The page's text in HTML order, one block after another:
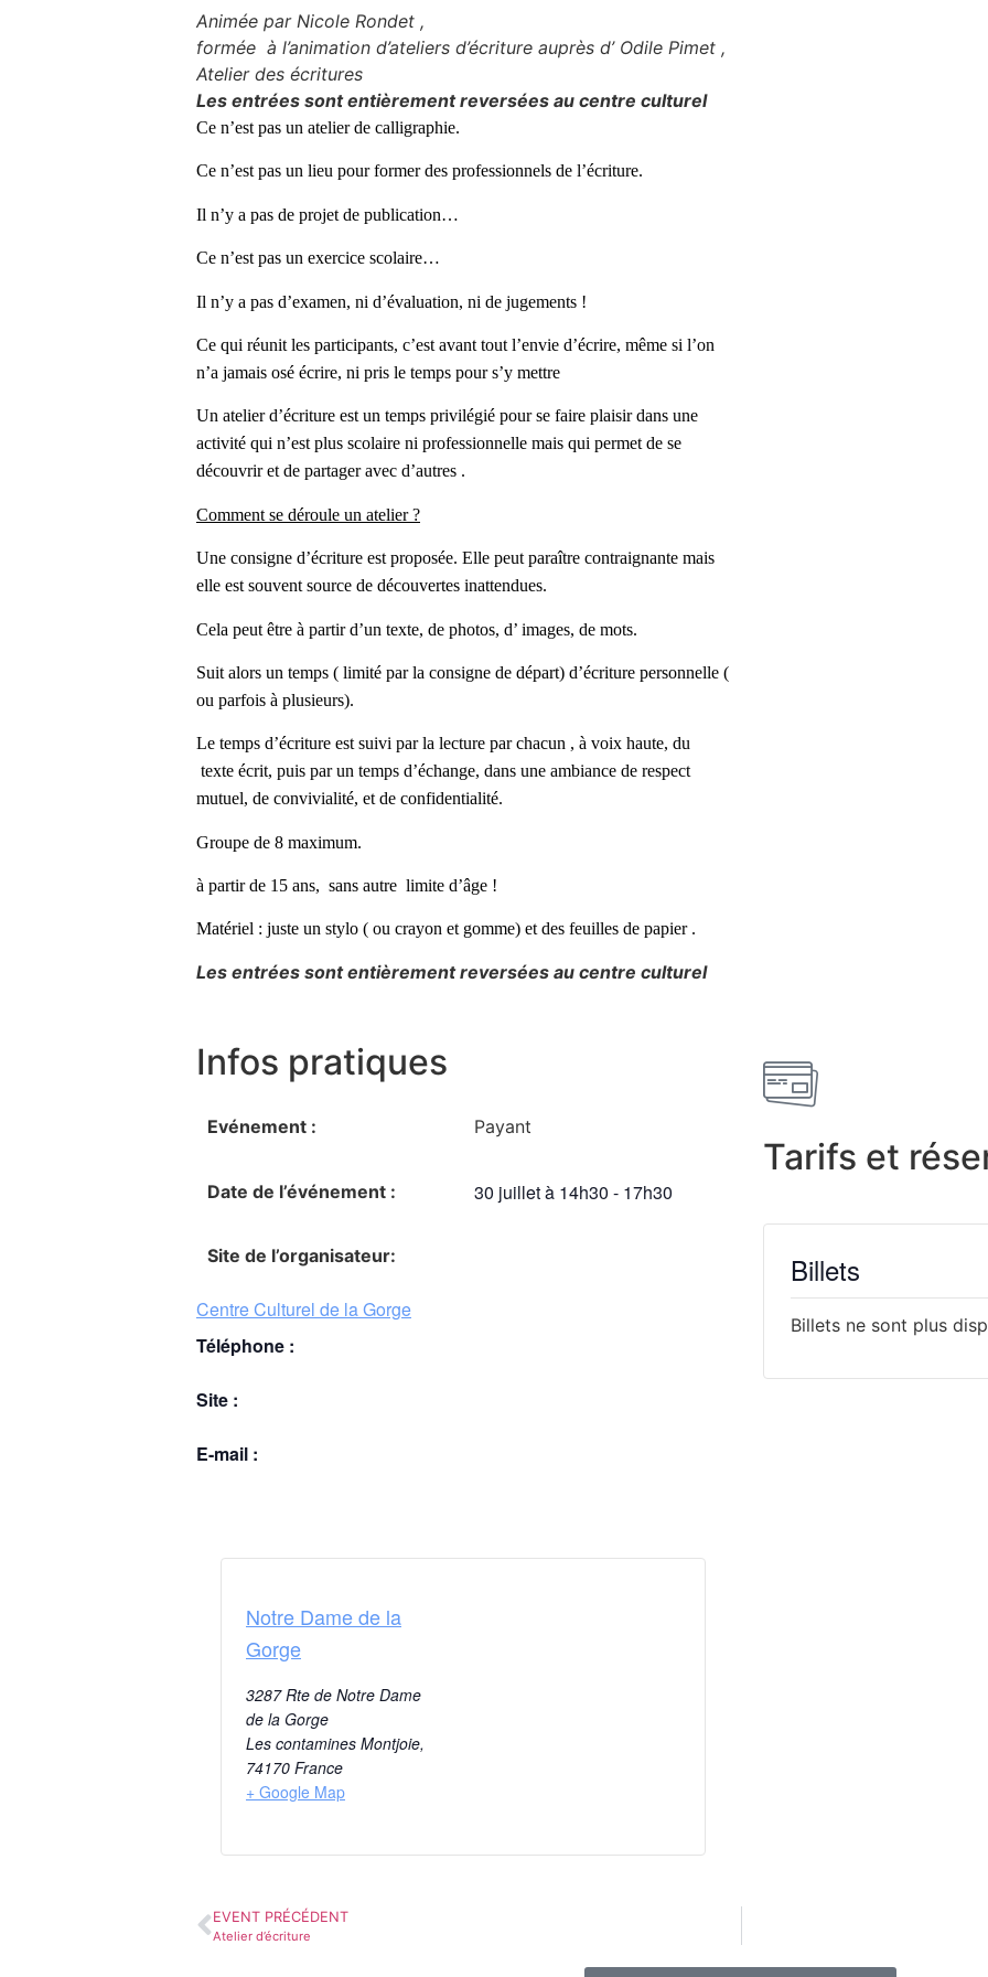
Animée par Nicole Rondet ,
formée à l’animation d’ateliers d’écriture auprès d’ Odile Pimet ,
Atelier des écritures
Les entrées sont entièrement reversées au centre culturel
Ce n’est pas un atelier de calligraphie.
Ce n’est pas un lieu pour former des professionnels de l’écriture.
Il n’y a pas de projet de publication…
Ce n’est pas un exercice scolaire…
Il n’y a pas d’examen, ni d’évaluation, ni de jugements !
Ce qui réunit les participants, c’est avant tout l’envie d’écrire, même si l’on
n’a jamais osé écrire, ni pris le temps pour s’y mettre
Un atelier d’écriture est un temps privilégié pour se faire plaisir dans une
activité qui n’est plus scolaire ni professionnelle mais qui permet de se
découvrir et de partager avec d’autres .
Comment se déroule un atelier ?
Une consigne d’écriture est proposée. Elle peut paraître contraignante mais
elle est souvent source de découvertes inattendues.
Cela peut être à partir d’un texte, de photos, d’ images, de mots.
Suit alors un temps ( limité par la consigne de départ) d’écriture personnelle (
ou parfois à plusieurs).
Le temps d’écriture est suivi par la lecture par chacun , à voix haute, du
texte écrit, puis par un temps d’échange, dans une ambiance de respect
mutuel, de convivialité, et de confidentialité.
Groupe de 8 maximum.
à partir de 15 ans, sans autre limite d’âge !
Matériel : juste un stylo ( ou crayon et gomme) et des feuilles de papier .
Les entrées sont entièrement reversées au centre culturel
Infos pratiques
Evénement : Payant
Date de l’événement : 30 juilletà 14h30 - 17h30
Site de l’organisateur:
Centre Culturel de la Gorge
Téléphone :
Site :
E-mail :
Notre Dame de la
Gorge
3287 Rte de Notre Dame
de la Gorge
Les contamines Montjoie,
74170 France
+ Google Map
Tarifs et
Billets
Billets ne sont plus
EVENT PRÉCÉDENT
Atelier d’écriture